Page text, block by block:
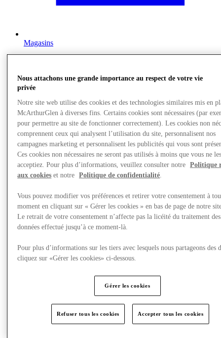
Magasins
Offre
Nous attachons une grande importance au respect de votre vie
privée
Notre site web utilise des cookies et des technologies similaires mis en
McArthurGlen à diverses fins. Certains cookies sont nécessaires (par
pour permettre au site de fonctionner correctement). Les cookies non
comprennent ceux qui analysent l’utilisation du site, personnalisent nos
campagnes marketing et personnalisent les publicités qui vous sont
Ces cookies non nécessaires ne seront pas utilisés à moins que vous ne
acceptiez. Pour plus d’informations, veuillez consulter notre
Politique
aux cookies et notre Politique de confidentialité
Vous pouvez modifier vos préférences et retirer votre consentement à
moment en cliquant sur « Gérer les cookies » en bas de page de notre
Le retrait de votre consentement n’affecte pas la licéité du traitement des
données effectué jusqu’à ce moment-là.
Pour plus d’informations sur les tiers avec lesquels nous partageons des
cliquez sur «Gérer les cookies» ci-dessous.
Gérer les cookies
Refuser tous les cookies Accepter tous les cookies